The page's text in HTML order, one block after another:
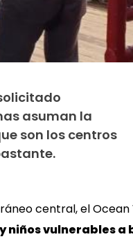
asuman la
son los centros
central, el Ocean
niños vulnerables a